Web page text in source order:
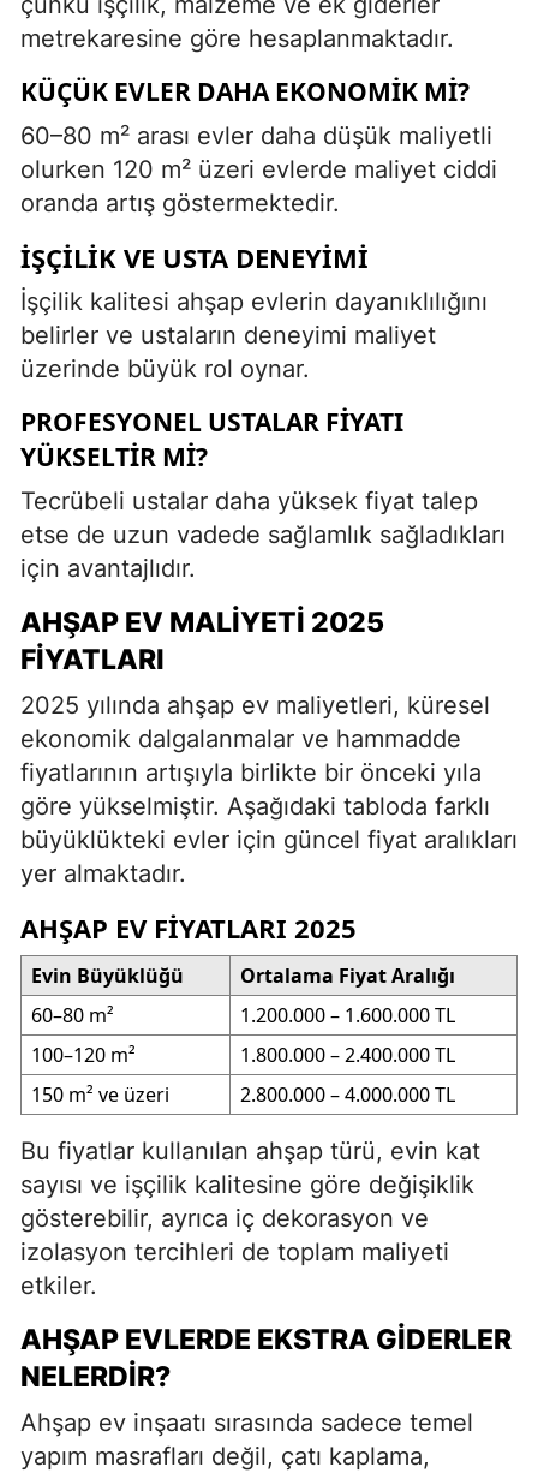
metrekaresine göre hesaplanmaktadır.
KÜÇÜK EVLER DAHA EKONOMIK MI?
60–80 m² arası evler daha düşük maliyetli
olurken 120 m² üzeri evlerde maliyet ciddi
oranda artış göstermektedir.
İŞÇILIK VE USTA DENEYIMI
İşçilik kalitesi ahşap evlerin dayanıklılığını
belirler ve ustaların deneyimi maliyet
üzerinde büyük rol oynar.
PROFESYONEL USTALAR FIYATI
YÜKSELTIR MI?
Tecrübeli ustalar daha yüksek fiyat talep
etse de uzun vadede sağlamlık sağladıkları
için avantajlıdır.
AHŞAP EV MALIYETI 2025
FIYATLARI
2025 yılında ahşap ev maliyetleri, küresel
ekonomik dalgalanmalar ve hammadde
fiyatlarının artışıyla birlikte bir önceki yıla
göre yükselmiştir. Aşağıdaki tabloda farklı
büyüklükteki evler için güncel fiyat aralıkları
yer almaktadır.
AHŞAP EV FIYATLARI 2025
Evin Büyüklüğü
Ortalama Fiyat Aralığı
60–80 m²
1.200.000 – 1.600.000 TL
100–120 m²
1.800.000 – 2.400.000 TL
150 m² ve üzeri
2.800.000 – 4.000.000 TL
Bu fiyatlar kullanılan ahşap türü, evin kat
sayısı ve işçilik kalitesine göre değişiklik
gösterebilir, ayrıca iç dekorasyon ve
izolasyon tercihleri de toplam maliyeti
etkiler.
AHŞAP EVLERDE EKSTRA GIDERLER
NELERDIR?
Ahşap ev inşaatı sırasında sadece temel
yapım masrafları değil, çatı kaplama,